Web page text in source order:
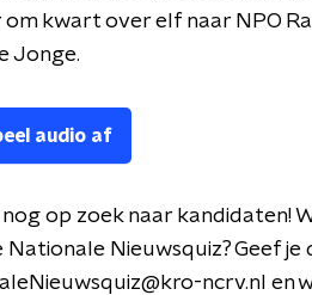
om kwart over elf naar NPO
Jonge.
audio af
nog op zoek naar kandidaten!
Nationale Nieuwsquiz? Geef je
ncrv.nl en